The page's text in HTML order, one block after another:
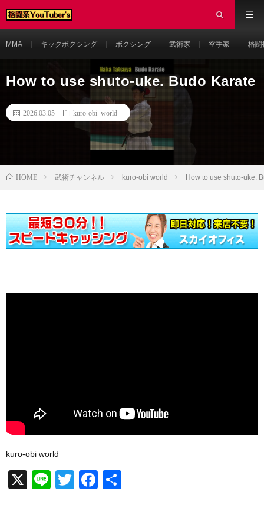
MMA キックボクシング ボクシング 武術家 空手家 格闘
How to use shuto-uke. Budo Karate
2026.03.05 kuro-obi world
HOME 武術チャンネル kuro-obi world How to use shuto-uke.
kuro-obi world
X
Li
T
F